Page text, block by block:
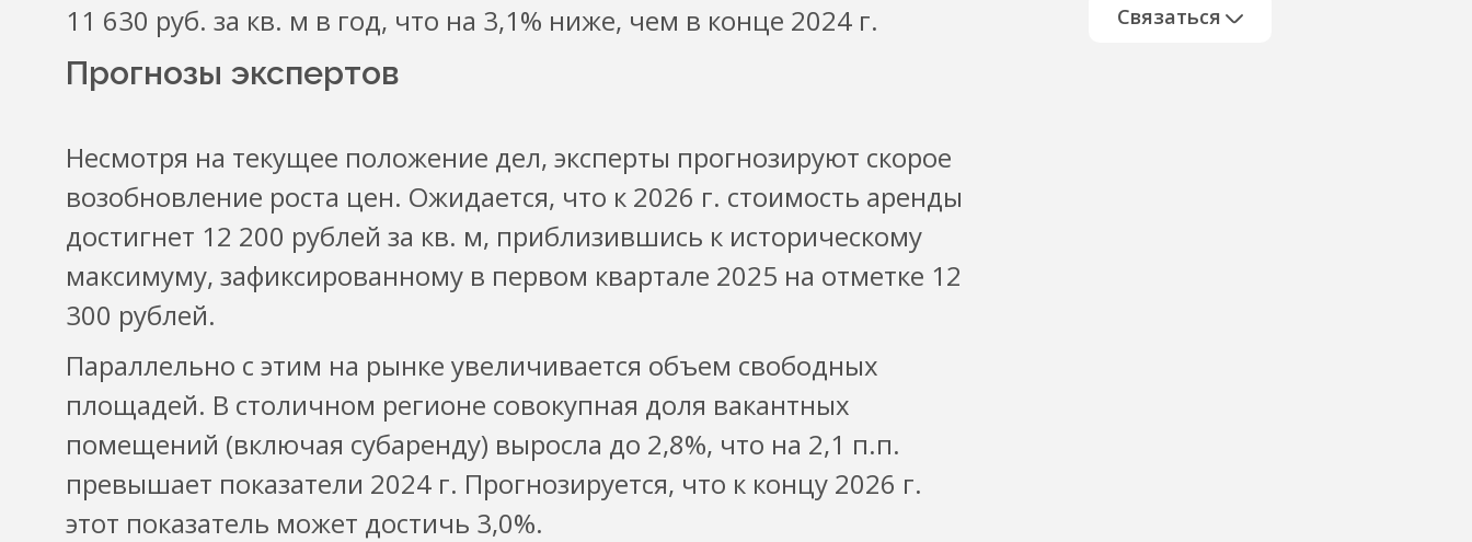
11 630 руб. за кв. м в год, что на 3,1% ниже, чем в конце 2024 г.
Прогнозы экспертов
Несмотря на текущее положение дел, эксперты прогнозируют скорое
возобновление роста цен. Ожидается, что к 2026 г. стоимость аренды
достигнет 12 200 рублей за кв. м, приблизившись к историческому
максимуму, зафиксированному в первом квартале 2025 на отметке 12
300 рублей.
Параллельно с этим на рынке увеличивается объем свободных
площадей. В столичном регионе совокупная доля вакантных
помещений (включая субаренду) выросла до 2,8%, что на 2,1 п.п.
превышает показатели 2024 г. Прогнозируется, что к концу 2026 г.
этот показатель может достичь 3,0%.
Связаться